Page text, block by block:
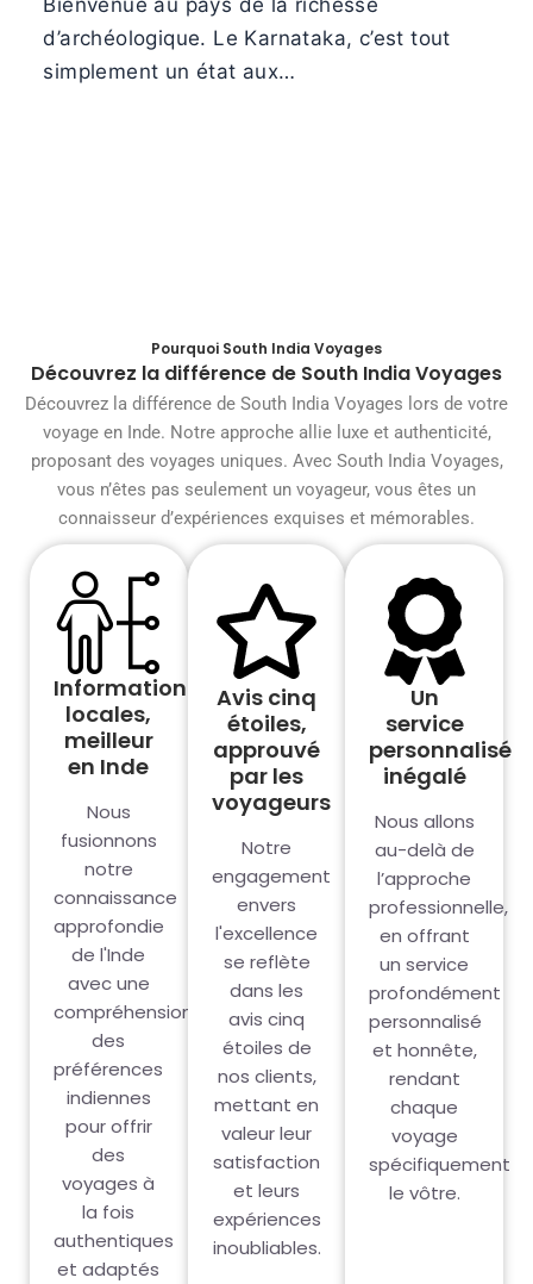
d’archéologique. Le Karnataka, c’est tout
simplement un état aux…
Pourquoi South India Voyages
Découvrez la différence de South India Voyages
Découvrez la différence de South India Voyages lors de votre
voyage en Inde. Notre approche allie luxe et authenticité,
proposant des voyages uniques. Avec South India Voyages,
vous n’êtes pas seulement un voyageur, vous êtes un
connaisseur d’expériences exquises et mémorables.
Informations
locales,
meilleur
en Inde
Nous
fusionnons
notre
connaissance
approfondie
de l'Inde
avec une
compréhension
des
préférences
indiennes
pour offrir
des
voyages à
la fois
authentiques
et adaptés
Avis cinq
étoiles,
approuvé
par les
voyageurs
Notre
engagement
envers
l'excellence
se reflète
dans les
avis cinq
étoiles de
nos clients,
mettant en
valeur leur
satisfaction
et leurs
expériences
inoubliables.
Un
service
personnalisé
inégalé
Nous allons
au-delà de
l’approche
professionnelle,
en offrant
un service
profondément
personnalisé
et honnête,
rendant
chaque
voyage
spécifiquement
le vôtre.